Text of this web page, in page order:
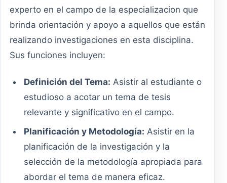
experto en el campo de la especializacion que
brinda orientación y apoyo a aquellos que están
realizando investigaciones en esta disciplina.
Sus funciones incluyen:
Definición del Tema: Asistir al estudiante o
estudioso a acotar un tema de tesis
relevante y significativo en el campo.
Planificación y Metodología: Asistir en la
planificación de la investigación y la
selección de la metodología apropiada para
abordar el tema de manera eficaz.